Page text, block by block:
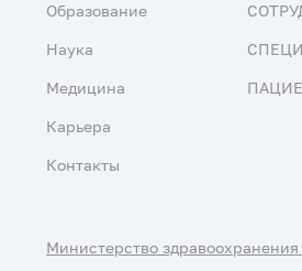
Образование
Наука
Медицина
Карьера
Контакты
Министерство